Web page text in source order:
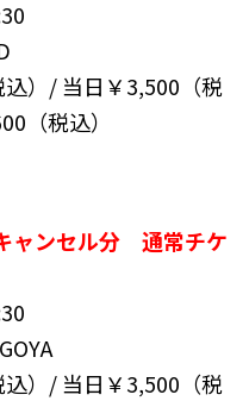
）/ 当日￥3,500（税
（税込）
ャンセル分 通常チケ
）/ 当日￥3,500（税